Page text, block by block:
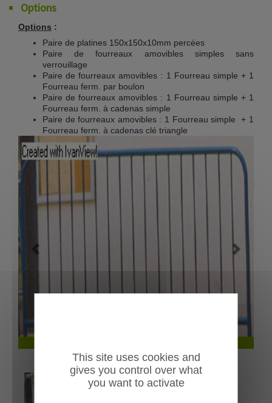
Options
Options :
Paire de platines 150x150x10mm percées
Paire de fourreaux amovibles simples sans
verrouillage
Paire de fourreaux amovibles : 1 Fourreau simple + 1
Fourreau ferm. par boulon
Paire de fourreaux amovibles : 1 Fourreau simple + 1
Fourreau ferm. à cadenas simple
Paire de fourreaux amovibles : 1 Fourreau simple + 1
Fourreau ferm. à cadenas clé triangle
Next
This site uses cookies and
gives you control over what
you want to activate